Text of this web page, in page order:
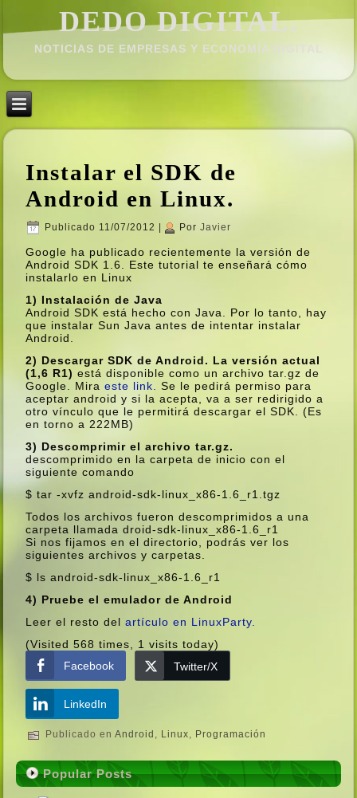
DEDO DIGITAL.
NOTICIAS DE EMPRESAS Y ECONOMÍ­A DIGITAL
Instalar el SDK de
Android en Linux.
Publicado 11/07/2012 Por Javier
Google ha publicado recientemente la versión de
Android SDK 1.6. Este tutorial te enseñará cómo
instalarlo en Linux
1) Instalación de Java
Android SDK está hecho con Java. Por lo tanto, hay
que instalar Sun Java antes de intentar instalar
Android.
2) Descargar SDK de Android. La versión actual
(1,6 R1) está disponible como un archivo tar.gz de
Google. Miraeste link.
Se le pedirá permiso para
aceptar android y si la acepta, va a ser redirigido a
otro ví­nculo que le permitirá descargar el SDK. (Es
en torno a 222MB)
3) Descomprimir el archivo tar.gz.
descomprimido en la carpeta de inicio con el
siguiente comando
$ tar -xvfz android-sdk-linux_x86-1.6_r1.tgz
Todos los archivos fueron descomprimidos a una
carpeta llamada droid-sdk-linux_x86-1.6_r1
Si nos fijamos en el directorio, podrás ver los
siguientes archivos y carpetas.
$ ls android-sdk-linux_x86-1.6_r1
4) Pruebe el emulador de Android
Leer el resto delartí­culo en LinuxParty.
(Visited 568 times, 1 visits today)
Facebook
Twitter/X
LinkedIn
Publicado en Android , Linux, Programación
Popular Posts